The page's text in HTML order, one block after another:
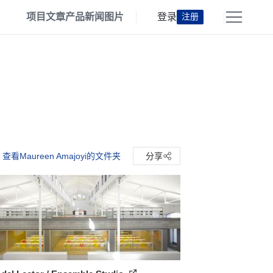
项目文章产品新闻 图片 登录 注册
查看Maureen Amajoyi的文件夹 分享